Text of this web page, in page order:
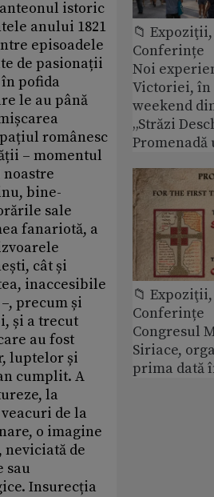
istoric
anului 1821
episoadele
de pasionații
pofida
le au până
românesc
– momentul
bine-
sale
fanariotă, a
cât și
inaccesibile
precum și
și a trecut
au fost
luptelor și
cumplit. A
la
de la
o imagine
de
sau
Insurecția
📁
Conferințe
Noi
Victoriei,
weekend
„Străzi
Promenadă
📁
Conferințe
Congresul
Siriace,
prima dată